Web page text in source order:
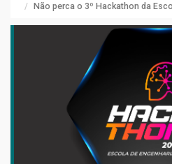
Não perca o 3º Hackathon da